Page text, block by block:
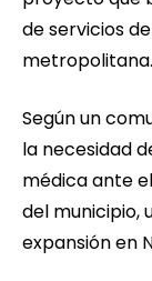
de servicios
metropolitana.
Según un
la necesidad
médica ante
del municipio,
expansión en